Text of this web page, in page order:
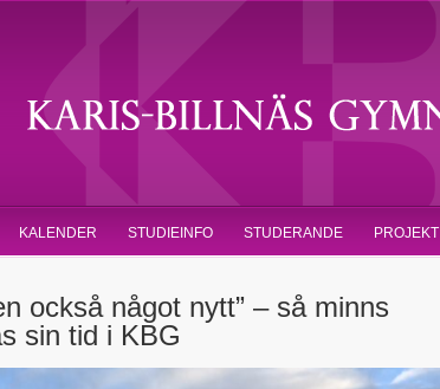
KALENDER STUDIEINFO STUDERANDE PROJEKT
också något nytt” – så minns
sin tid i KBG